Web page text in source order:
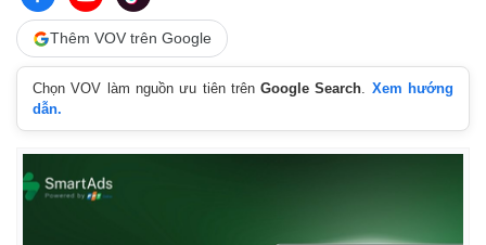
Thêm VOV trên Google
Chọn VOV làm nguồn ưu tiên trênGoogle Search. Xem hướng
dẫn.